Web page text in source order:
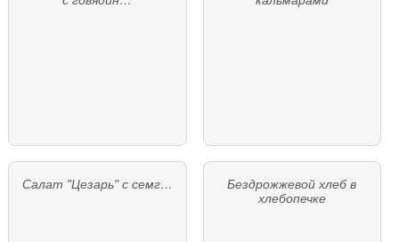
Салат "Цезарь" с семг…
Бездрожжевой хлеб в
хлебопечке